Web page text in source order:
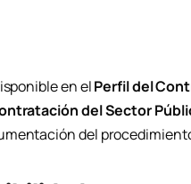
en elPerfil del
del Sector
del